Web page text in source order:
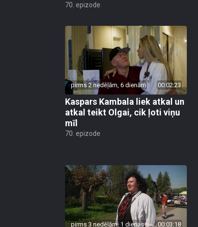
70. epizode
pirms 2 nedēļām, 6 dienām 00:02:23
Kaspars Kambala liek atkal un
atkal teikt Olgai, cik ļoti viņu
mīl
70. epizode
pirms 3 nedēļām, 1 dienas 00:03:18